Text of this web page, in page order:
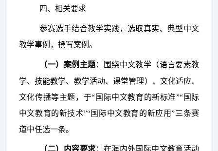
四、相关要求
参赛选手结合教学实践，选取真实、典型中文
教学事例，撰写案例。
（一） 案例主题：围绕中文教学（语言要素教
学、技能教学、教学活动、课堂管理）、文化适应、
文化传播等主题，于“国际中文教育的新标准”“国际
中文教育的新技术”“国际中文教育的新应用”三条赛
道中任选一条。
（二） 内容要求：在海内外国际中文教育活动